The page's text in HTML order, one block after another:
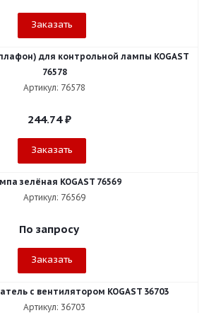
Заказать
для контрольной лампы KOGAST
76578
Артикул: 76578
244.74₽
Заказать
зелёная KOGAST 76569
Артикул: 76569
По запросу
Заказать
с вентилятором KOGAST 36703
Артикул: 36703